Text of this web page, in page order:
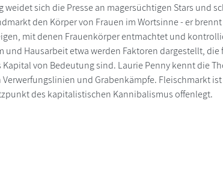
weidet sich die Presse an magersüchtigen Stars und
den Körper von Frauen im Wortsinne - er
mit denen Frauenkörper entmachtet und
und Hausarbeit etwa werden Faktoren dargestellt,
von Bedeutung sind. Laurie Penny kennt die
und Grabenkämpfe. Fleischmarkt
des kapitalistischen Kannibalismus offenlegt.